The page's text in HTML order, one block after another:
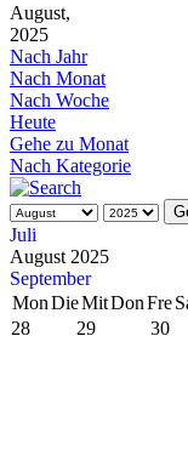
August,
2025
Nach Jahr
Nach Monat
Nach Woche
Heute
Gehe zu Monat
Nach Kategorie
Juli
August 2025
September
MonDieMitDonFre
28
29 30